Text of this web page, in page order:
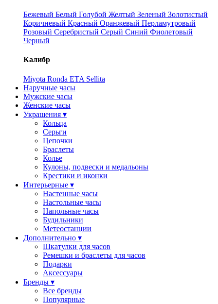
Бежевый Белый Голубой Желтый Зеленый Золотистый
Коричневый Красный Оранжевый Перламутровый
Розовый Серебристый Серый Синий Фиолетовый
Черный
Калибр
Miyota Ronda ETA Sellita
Наручные часы
Мужские часы
Женские часы
Украшения ▾
Кольца
Серьги
Цепочки
Браслеты
Колье
Кулоны, подвески и медальоны
Крестики и иконки
Интерьерные ▾
Настенные часы
Настольные часы
Напольные часы
Будильники
Метеостанции
Дополнительно ▾
Шкатулки для часов
Ремешки и браслеты для часов
Подарки
Аксессуары
Бренды ▾
Все бренды
Популярные